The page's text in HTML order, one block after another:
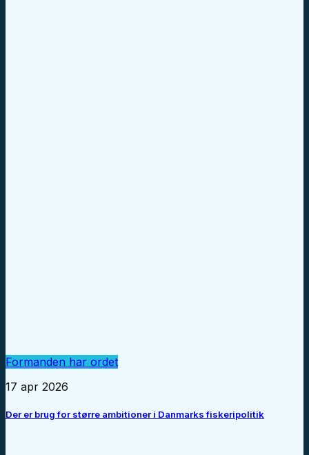
Formanden har ordet
17 apr 2026
Der er brug for større ambitioner i Danmarks fiskeripolitik